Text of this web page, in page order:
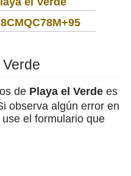
8CMQC78M+95
de Playa el Verde es
observa algún error en
el formulario que